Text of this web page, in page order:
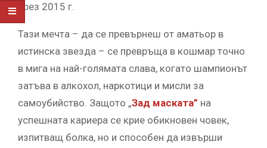
през 2015 г.
Тази мечта – да се превърнеш от аматьор в
истинска звезда – се превръща в кошмар точно
в мига на най-голямата слава, когато шампионът
затъва в алкохол, наркотици и мисли за
самоубийство. Защото „Зад маската” на
успешната кариера се крие обикновен човек,
изпитващ болка, но и способен да извърши